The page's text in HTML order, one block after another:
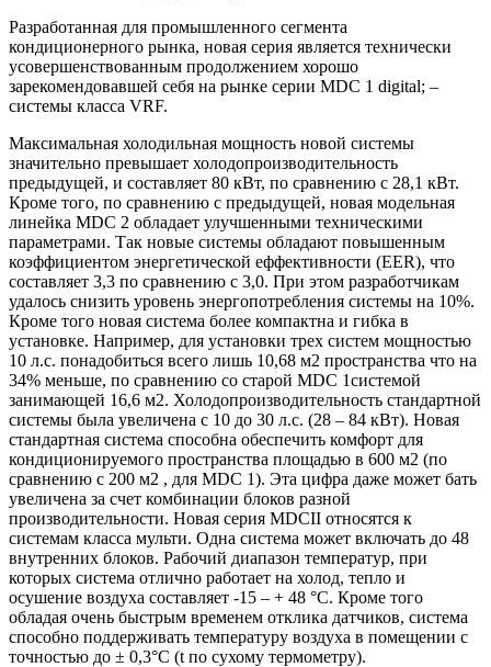
Разработанная для промышленного сегмента
кондиционерного рынка, новая серия является технически
усовершенствованным продолжением хорошо
зарекомендовавшей себя на рынке серии MDC 1 digital; –
системы класса VRF.
Максимальная холодильная мощность новой системы
значительно превышает холодопроизводительность
предыдущей, и составляет 80 кВт, по сравнению с 28,1 кВт.
Кроме того, по сравнению с предыдущей, новая модельная
линейка MDC 2 обладает улучшенными техническими
параметрами. Так новые системы обладают повышенным
коэффициентом энергетической еффективности (EER), что
составляет 3,3 по сравнению с 3,0. При этом разработчикам
удалось снизить уровень энергопотребления системы на 10%.
Кроме того новая система более компактна и гибка в
установке. Например, для установки трех систем мощностью
10 л.с. понадобиться всего лишь 10,68 м2 пространства что на
34% меньше, по сравнению со старой MDC 1системой
занимающей 16,6 м2. Холодопроизводительность стандартной
системы была увеличена с 10 до 30 л.с. (28 – 84 кВт). Новая
стандартная система способна обеспечить комфорт для
кондиционируемого пространства площадью в 600 м2 (по
сравнению с 200 м2 , для MDC 1). Эта цифра даже может бать
увеличена за счет комбинации блоков разной
производительности. Новая серия MDCII относятся к
системам класса мульти. Одна система может включать до 48
внутренних блоков. Рабочий диапазон температур, при
которых система отлично работает на холод, тепло и
осушение воздуха составляет -15 – + 48 °С. Кроме того
обладая очень быстрым временем отклика датчиков, система
способно поддерживать температуру воздуха в помещении с
точностью до ± 0,3°С (t по сухому термометру).